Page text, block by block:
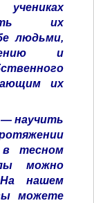
их
людьми,
и
их
научить
можно
нашем
можете